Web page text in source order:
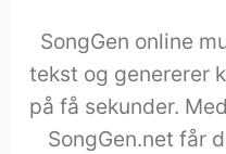
SongGen online
tekst og genererer
på få sekunder.
SongGen.net får